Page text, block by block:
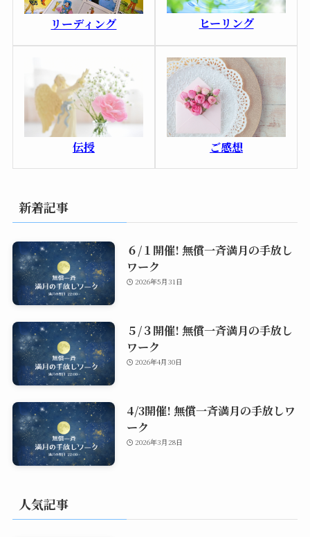
リーディング ヒーリング
伝授 ご感想
新着記事
６/１開催! 無償一斉満月の手放し
ワーク
2026年5月31日
５/３開催! 無償一斉満月の手放し
ワーク
2026年4月30日
4/3開催! 無償一斉満月の手放しワ
ーク
2026年3月28日
人気記事